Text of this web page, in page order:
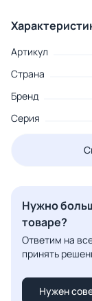
Артикул
Страна
Бренд
Серия
Нужно
товаре?
Ответим на
принять
Нужен